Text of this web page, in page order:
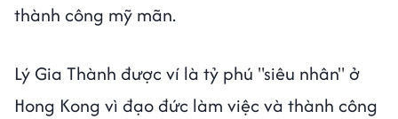
thành công mỹ mãn.
Lý Gia Thành được ví là tỷ phú "siêu nhân" ở
Hong Kong vì đạo đức làm việc và thành công